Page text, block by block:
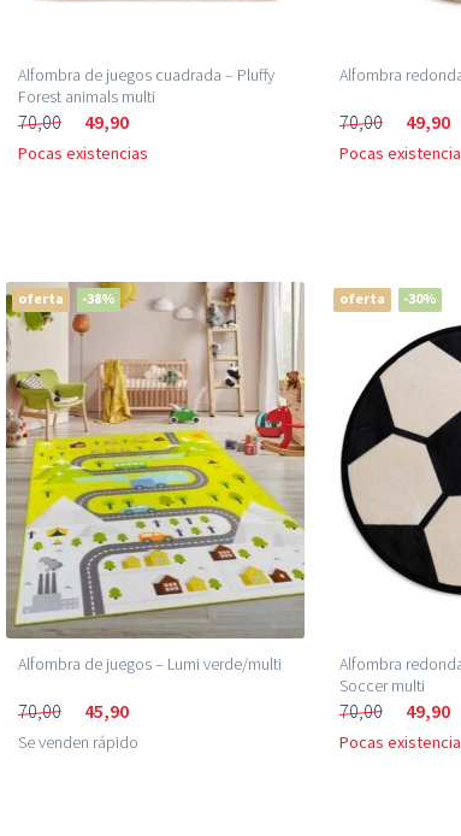
Alfombra de juegos cuadrada – Pluffy
Forest animals multi
70,00 49,90
Pocas existencias
Alfombra
70,00 49,90
Pocas
oferta -38%
Alfombra de juegos – Lumi verde/multi
70,00 45,90
Se venden rápido
oferta -30%
Alfombra
Soccer multi
70,00 49,90
Pocas